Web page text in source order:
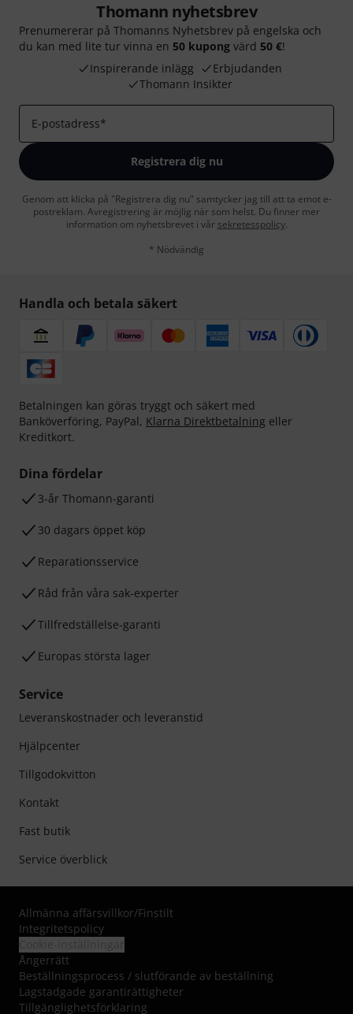
Thomann nyhetsbrev
Prenumererar på Thomanns Nyhetsbrev på engelska och
du kan med lite tur vinna en 50 kupong värd 50 €!
Inspirerande inlägg
Erbjudanden
Thomann Insikter
E-postadress*
Registrera dig nu
Genom att klicka på "Registrera dig nu" samtycker jag till att ta emot e-
postreklam. Avregistrering är möjlig när som helst. Du finner mer
information om nyhetsbrevet i vår sekretesspolicy.
* Nödvändig
Handla och betala säkert
Betalningen kan göras tryggt och säkert med
Banköverföring, PayPal, Klarna Direktbetalning eller
Kreditkort.
Dina fördelar
3-år Thomann-garanti
30 dagars öppet köp
Reparationsservice
Råd från våra sak-experter
Tillfredställelse-garanti
Europas största lager
Service
Leveranskostnader och leveranstid
Hjälpcenter
Tillgodokvitton
Kontakt
Fast butik
Service överblick
Allmänna affärsvillkor/Finstilt
Integritetspolicy
Ångerrätt
Beställningsprocess / slutförande av beställning
Lagstadgade garantirättigheter
Tillgänglighetsförklaring